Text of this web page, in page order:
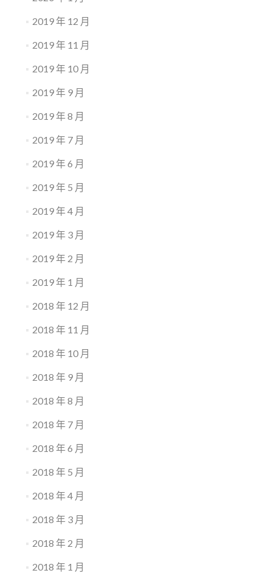
2019 年 12 月
2019 年 11 月
2019 年 10 月
2019 年 9 月
2019 年 8 月
2019 年 7 月
2019 年 6 月
2019 年 5 月
2019 年 4 月
2019 年 3 月
2019 年 2 月
2019 年 1 月
2018 年 12 月
2018 年 11 月
2018 年 10 月
2018 年 9 月
2018 年 8 月
2018 年 7 月
2018 年 6 月
2018 年 5 月
2018 年 4 月
2018 年 3 月
2018 年 2 月
2018 年 1 月